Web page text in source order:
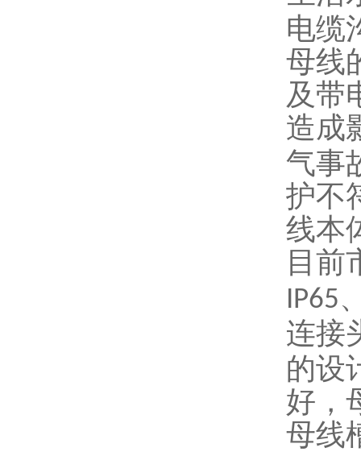
电缆
母线
及带
造成
气事
护不
线本
目前
IP65
连接
的设
好，
母线